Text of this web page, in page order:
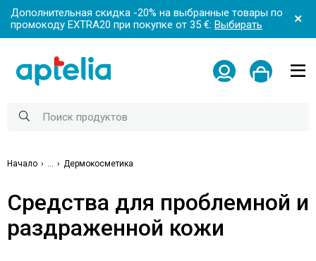
Дополнительная скидка -20% на выбранные товары по
промокоду EXTRA20 при покупке от 35 €: Выбирать
Начало Дермокосметика
Средства для проблемной и
раздраженной кожи